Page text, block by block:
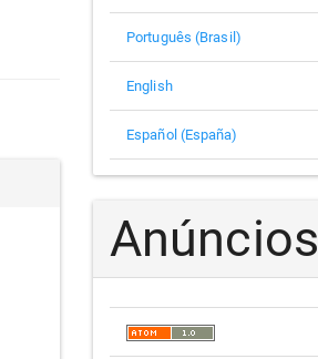
Português (Brasil)
English
Español (España)
Anúncios